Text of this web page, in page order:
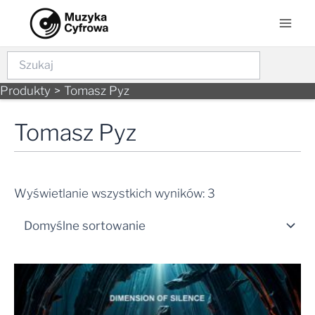
content
Szukaj
Produkty Tomasz Pyz
Tomasz Pyz
Wyświetlanie wszystkich wyników: 3